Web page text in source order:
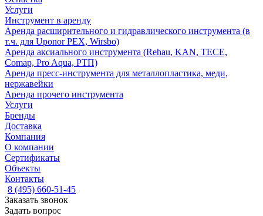
Услуги
Инструмент в аренду
Аренда расширительного и гидравлического инструмента (в
т.ч. для Uponor PEX, Wirsbo)
Аренда аксиального инструмента (Rehau, KAN, TECE,
Comap, Pro Aqua, РТП)
Аренда пресс-инструмента для металлопластика, меди,
нержавейки
Аренда прочего инструмента
Услуги
Бренды
Доставка
Компания
О компании
Сертификаты
Объекты
Контакты
8 (495) 660-51-45
Заказать звонок
Задать вопрос